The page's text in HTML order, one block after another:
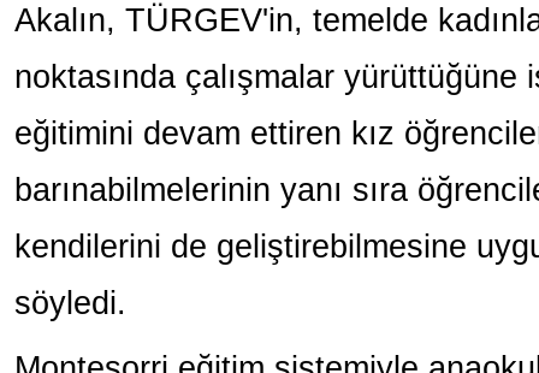
Akalın, TÜRGEV'in, temelde
noktasında çalışmalar
eğitimini devam ettiren kız
barınabilmelerinin yanı sıra
kendilerini de geliştirebilmesine
söyledi.